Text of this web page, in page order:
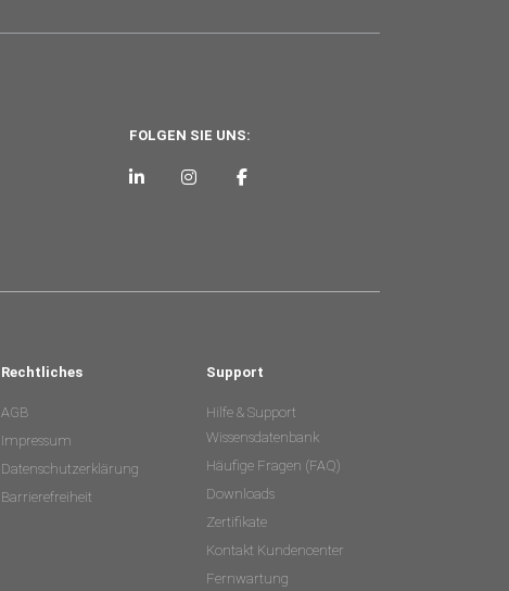
FOLGEN SIE UNS:
Rechtliches
AGB
Impressum
Datenschutzerklärung
Barrierefreiheit
Support
Hilfe & Support
Wissensdatenbank
Häufige Fragen (FAQ)
Downloads
Zertifikate
Kontakt Kundencenter
Fernwartung